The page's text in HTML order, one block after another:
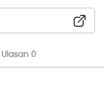
Ulasan 0